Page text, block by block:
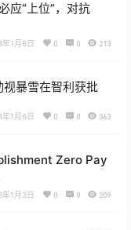
应“上位”，对抗
年1月6日 0 0 213
暴雪在智利获批
年1月6日 0 0 363
Zero Pay
年1月3日 0 0 209